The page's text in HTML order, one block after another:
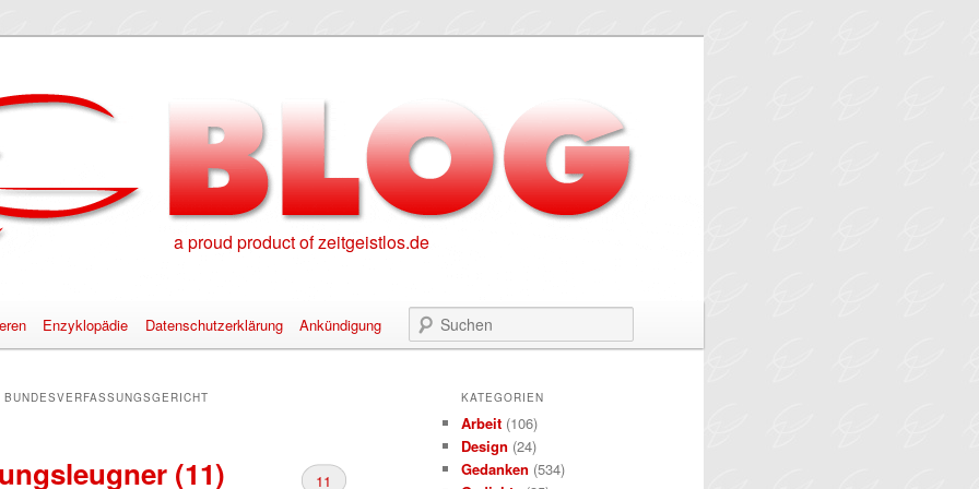
a proud product of zeitgeistlos.de
springen
springen
Enzyklopädie Datenschutzerklärung Ankündigung
BUNDESVERFASSUNGSGERICHT
(11) 11
KATEGORIEN
Arbeit (106)
Design (24)
Gedanken (534)